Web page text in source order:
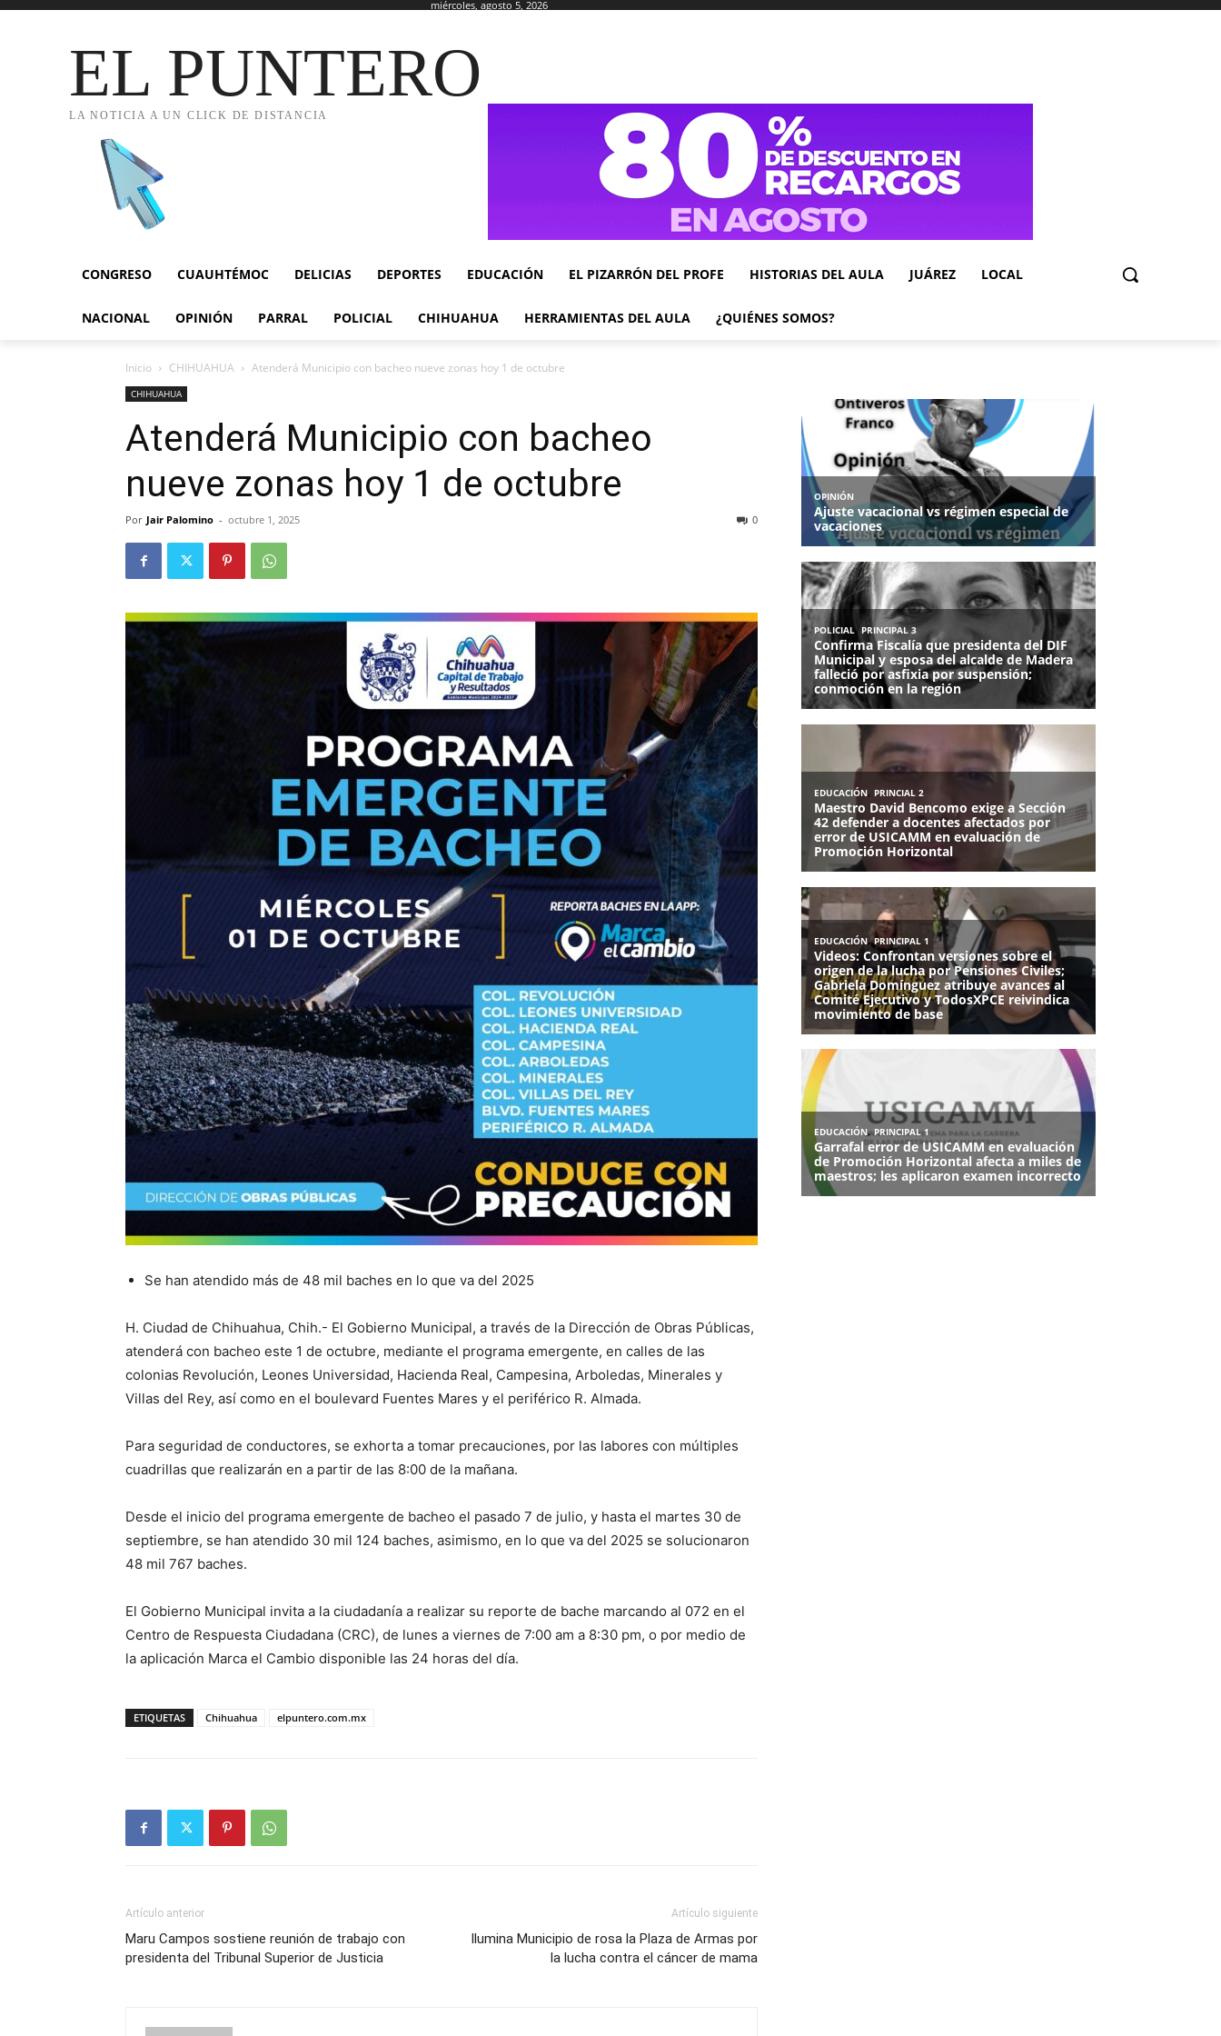
miércoles, agosto 5, 2026
EL PUNTERO
LA NOTICIA A UN CLICK DE DISTANCIA
CONGRESO CUAUHTÉMOC DELICIAS DEPORTES EDUCACIÓN EL PIZARRÓN DEL PROFE HISTORIAS DEL AULA JUÁREZ LOCAL
NACIONAL OPINIÓN PARRAL POLICIAL CHIHUAHUA HERRAMIENTAS DEL AULA ¿QUIÉNES SOMOS?
Inicio CHIHUAHUA Atenderá Municipio con bacheo nueve zonas hoy 1 de octubre
CHIHUAHUA
Atenderá Municipio con bacheo
nueve zonas hoy 1 de octubre
Por Jair Palomino - octubre 1, 2025 0
Se han atendido más de 48 mil baches en lo que va del 2025
H. Ciudad de Chihuahua, Chih.- El Gobierno Municipal, a través de la Dirección de Obras Públicas,
atenderá con bacheo este 1 de octubre, mediante el programa emergente, en calles de las
colonias Revolución, Leones Universidad, Hacienda Real, Campesina, Arboledas, Minerales y
Villas del Rey, así como en el boulevard Fuentes Mares y el periférico R. Almada.
Para seguridad de conductores, se exhorta a tomar precauciones, por las labores con múltiples
cuadrillas que realizarán en a partir de las 8:00 de la mañana.
Desde el inicio del programa emergente de bacheo el pasado 7 de julio, y hasta el martes 30 de
septiembre, se han atendido 30 mil 124 baches, asimismo, en lo que va del 2025 se solucionaron
48 mil 767 baches.
El Gobierno Municipal invita a la ciudadanía a realizar su reporte de bache marcando al 072 en el
Centro de Respuesta Ciudadana (CRC), de lunes a viernes de 7:00 am a 8:30 pm, o por medio de
la aplicación Marca el Cambio disponible las 24 horas del día.
ETIQUETAS Chihuahua elpuntero.com.mx
Artículo anterior
Maru Campos sostiene reunión de trabajo con
presidenta del Tribunal Superior de Justicia
Artículo siguiente
Ilumina Municipio de rosa la Plaza de Armas por
la lucha contra el cáncer de mama